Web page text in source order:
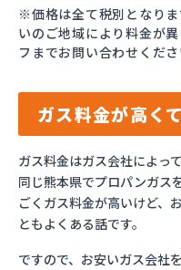
※価格は全て税別となり
いのご地域により料金が
フまでお問い合わせくださ
ガス料金が高く
ガス料金はガス会社によっ
同じ熊本県でプロパンガス
ごくガス料金が高いけど、
ともよくある話です。
ですので、お安いガス会社